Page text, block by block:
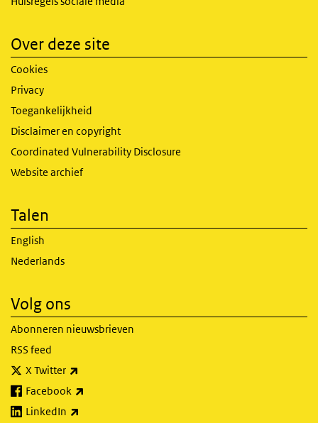
Over deze site
Cookies
Privacy
Toegankelijkheid
Disclaimer en copyright
Coordinated Vulnerability Disclosure
Website archief
Talen
English
Nederlands
Volg ons
Abonneren nieuwsbrieven
RSS feed
X Twitter
Facebook
LinkedIn